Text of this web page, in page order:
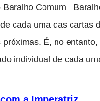
Baralho Comum
cada uma das cartas
É, no
individual de cada
quem se colocam as